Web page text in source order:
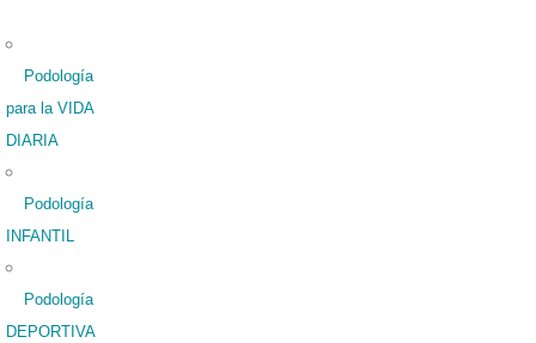
Podología
para la VIDA
DIARIA
Podología
INFANTIL
Podología
DEPORTIVA